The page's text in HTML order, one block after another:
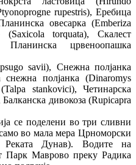
rupestris), Еребица
овесарка (Emberiza
torquata), Скалест
црвеноопашка
savii), Снежна полјанка
полјанка (Dinaromys
stankovici), Четинарска
дивокоза (Rupicapra
се поделени во три сливни
во мала мера Црноморски
Дунав). Водите на
Парк Маврово преку Радика